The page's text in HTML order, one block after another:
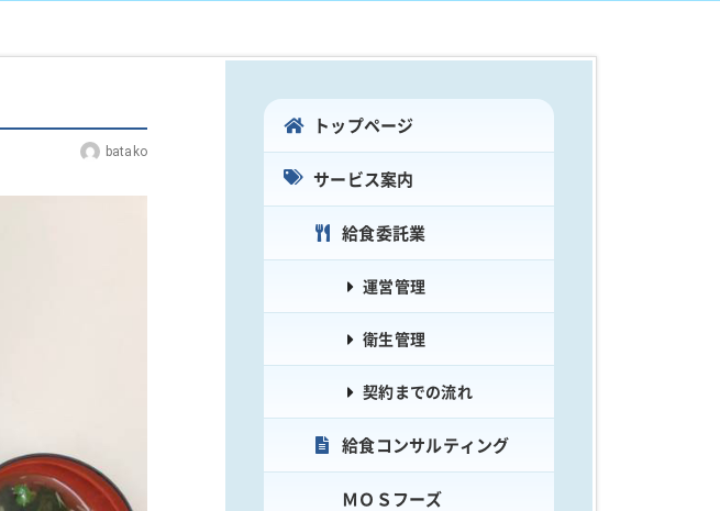
batako
トップページ
サービス案内
給食委託業
運営管理
衛生管理
契約までの流れ
給食コンサルティング
ＭＯＳフーズ